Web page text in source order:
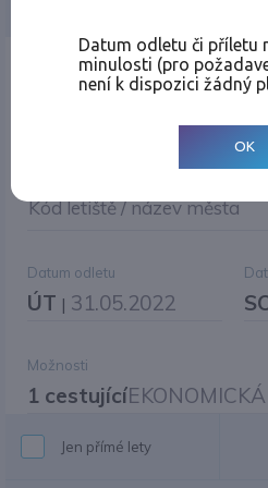
Místo odletu
Kód letiště / název města
Datum odletu
ÚT | 31.05.2022
Možnosti
1 cestujícíEKONOMICKÁ
Jen přímé lety
Datum odletu či příletu
minulosti (pro
není k dispozici žádný
OK